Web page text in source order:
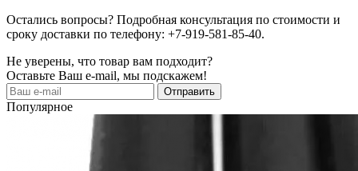
Остались вопросы? Подробная консультация по стоимости и
сроку доставки по телефону: +7-919-581-85-40.
Не уверены, что товар вам подходит?
Оставьте Ваш e-mail, мы подскажем!
Популярное